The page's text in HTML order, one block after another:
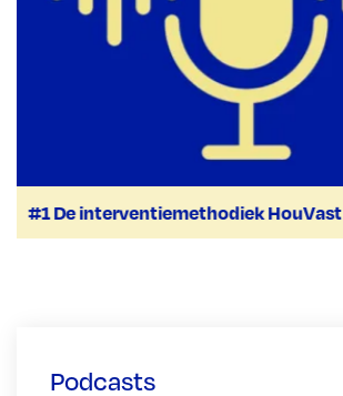
Podcasts
#1 De interventiemethodiek HouVast